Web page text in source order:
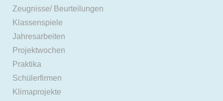
Zeugnisse/ Beurteilungen
Klassenspiele
Jahresarbeiten
Projektwochen
Praktika
Schülerfirmen
Klimaprojekte